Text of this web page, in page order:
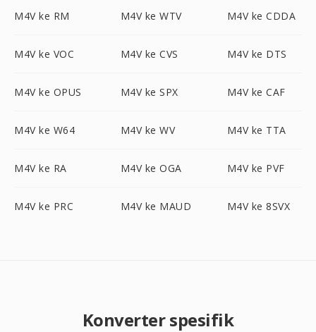
M4V ke RM M4V ke WTV M4V ke CDDA
M4V ke VOC M4V ke CVS M4V ke DTS
M4V ke OPUS M4V ke SPX M4V ke CAF
M4V ke W64 M4V ke WV M4V ke TTA
M4V ke RA M4V ke OGA M4V ke PVF
M4V ke PRC M4V ke MAUD M4V ke 8SVX
Konverter spesifik